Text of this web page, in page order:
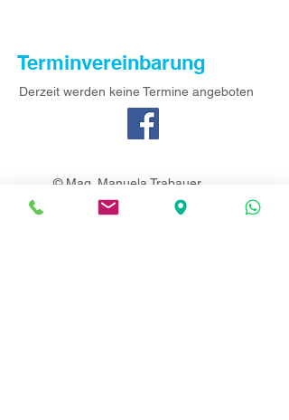
Terminvereinbarung
Derzeit werden keine Termine angeboten
© Mag. Manuela Trabauer